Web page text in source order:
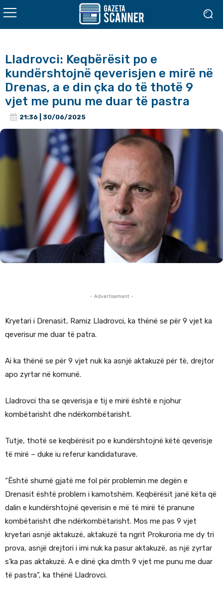
Lladrovci: Keqbërësit po e
kundërshtojnë qeverisjen e mirë në
Drenas, a e din çka do të thotë 9
vjet me punu me duar të pastra
21:36 | 30/06/2025
- Advertisement -
Kryetari i Drenasit, Ramiz Lladrovci, ka thënë se për 9 vjet ka
qeverisur me duar të patra.
Ai ka thënë se për 9 vjet nuk ka asnjë aktakuzë për të, drejtor
apo zyrtar në komunë.
Lladrovci tha se qeverisja e tij e mirë është e njohur
kombëtarisht dhe ndërkombëtarisht.
Tutje, thotë se keqbërësit po e kundërshtojnë këtë qeverisje
të mirë – duke iu referur kandidaturave.
“Është shumë gjatë me fol për problemin me degën e
Drenasit është problem i kamotshëm. Keqbërësit janë këta që
dalin e kundërshtojnë qeverisin e më të mirë të pranune
kombëtarisht dhe ndërkombëtarisht. Mos me pas 9 vjet
kryetari asnjë aktakuzë, aktakuzë ta ngrit Prokuroria me dy tri
prova, asnjë drejtori i imi nuk ka pasur aktakuzë, as një zyrtar
s’ka pas aktakuzë. A e dinë çka dmth 9 vjet me punu me duar
të pastra”, ka thënë Lladrovci.